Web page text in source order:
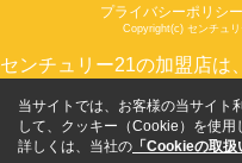
プライバシーポリシー
Copyright(c) センチュ
センチュリー21の加盟店は
当サイトでは、お客様の当サイト
して、クッキー（Cookie）を使用
詳しくは、当社の 「Cookieの取扱